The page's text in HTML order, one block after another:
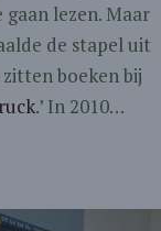
lezen. Maar
de stapel uit
zitten boeken bij
.’ In 2010…